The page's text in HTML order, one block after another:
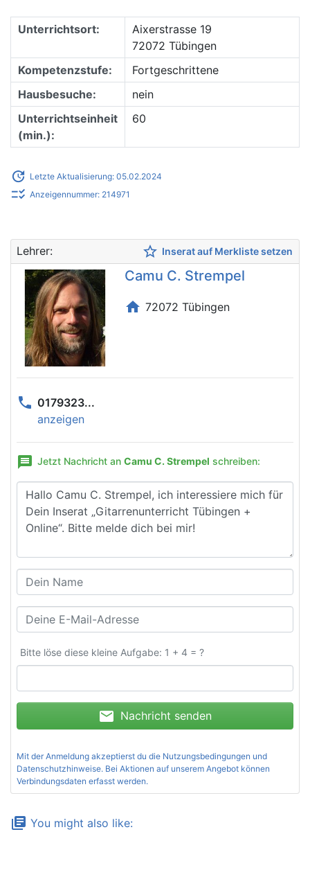
Unterrichtsort:
Aixerstrasse 19
72072 Tübingen
Kompetenzstufe:
Fortgeschrittene
Hausbesuche:
nein
Unterrichtseinheit
(min.):
60
update Letzte Aktualisierung: 05.02.2024
checklist_rtl Anzeigennummer: 214971
Lehrer: star_border Inserat auf Merkliste setzen
Camu C. Strempel
home 72072 Tübingen
phone 0179323...
anzeigen
message Jetzt Nachricht an Camu C. Strempel schreiben:
Bitte löse diese kleine Aufgabe: 1 + 4 = ?
mail Nachricht senden
Mit der Anmeldung akzeptierst du die Nutzungsbedingungen und
Datenschutzhinweise. Bei Aktionen auf unserem Angebot können
Verbindungsdaten erfasst werden.
library_books You might also like: